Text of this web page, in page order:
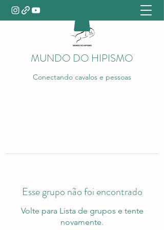
MUNDO DO HIPISMO
Conectando cavalos e pessoas
Esse grupo não foi encontrado
Volte para Lista de grupos e tente
novamente.